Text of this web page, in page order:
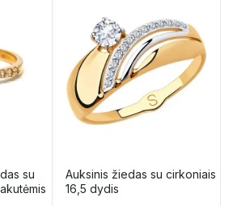
su
Auksinis žiedas su cirkoniais
16,5 dydis